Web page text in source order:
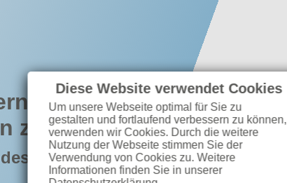
zu zahlen,
zu sparen!"
von 1965)
Diese Website verwendet Cookies
Um unsere Webseite optimal für Sie zu
gestalten und fortlaufend verbessern zu können,
verwenden wir Cookies. Durch die weitere
Nutzung der Webseite stimmen Sie der
Verwendung von Cookies zu. Weitere
Informationen finden Sie in unserer